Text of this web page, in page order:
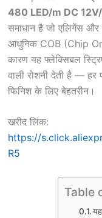
480 LED/m DC
समाधान है जो एलिगेंस और
आधुनिक COB (Chip
कारण यह फ्लेक्सिबल
वाली रोशनी देती है —
फिनिश के लिए बेहतरीन।
खरीद लिंक:
https://
R5
Table